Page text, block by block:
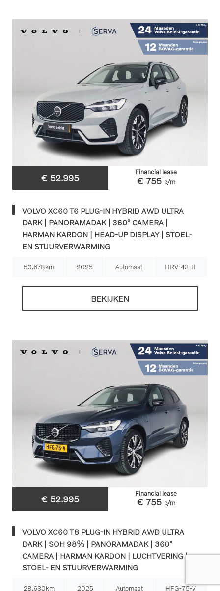
€ 52.995
Financial lease
€ 755 p/m
VOLVO XC60 T6 PLUG-IN HYBRID AWD ULTRA
DARK | PANORAMADAK | 360° CAMERA |
HARMAN KARDON | HEAD-UP DISPLAY | STOEL-
EN STUURVERWARMING
50.678km 2025 Automaat HRV-43-H
BEKIJKEN
€ 52.995
Financial lease
€ 755 p/m
VOLVO XC60 T8 PLUG-IN HYBRID AWD ULTRA
DARK | SOH 98% | PANORAMADAK | 360°
CAMERA | HARMAN KARDON | LUCHTVERING |
STOEL- EN STUURVERWARMING
28.630km 2025 Automaat HFG-75-V